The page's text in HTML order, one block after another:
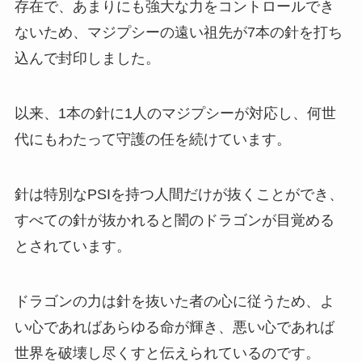
存在で、あまりにも強大な力をコントロールでき
ないため、マジプシーの遠い祖先が7本の針を打ち
込んで封印しました。
以来、1本の針に1人のマジプシーが対応し、何世
代にもわたって守護の任を続けています。
針は特別なPSIを持つ人間だけが抜くことができ、
すべての針が抜かれると闇のドラゴンが目覚める
とされています。
ドラゴンの力は針を抜いた者の心に従うため、よ
い心であればあらゆる命が輝き、悪い心であれば
世界を破壊し尽くすと伝えられているのです。